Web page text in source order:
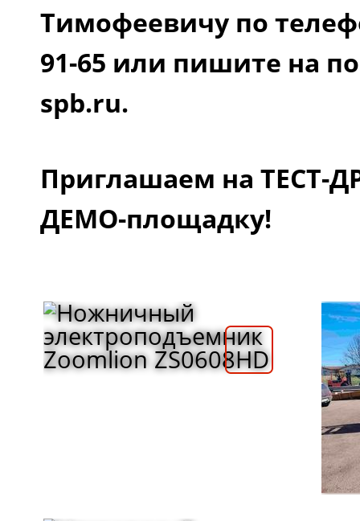
Тимофеевичу по
91-65 или пишите на
spb.ru.
Приглашаем на ТЕСТ-
ДЕМО-площадку!